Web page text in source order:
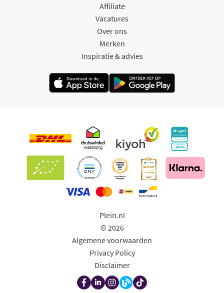
Affiliate
Vacatures
Over ons
Merken
Inspiratie & advies
Plein.nl
© 2026
Algemene voorwaarden
Privacy Policy
Disclaimer